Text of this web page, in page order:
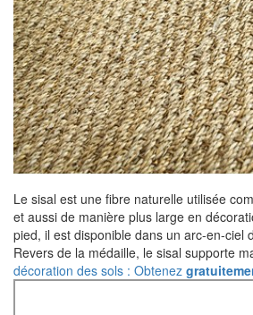
Le sisal est une fibre naturelle utilisée
et aussi de manière plus large en
pied, il est disponible dans un arc-en-ciel
Revers de la médaille, le sisal supporte
décoration des sols : Obtenez